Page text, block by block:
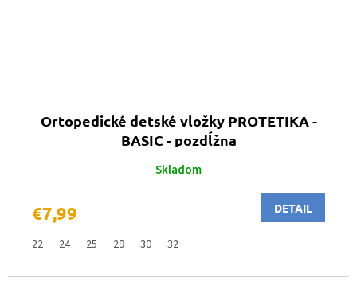
Ortopedické detské vložky PROTETIKA -
BASIC - pozdĺžna
Skladom
€7,99 DETAIL
22 24 25 29 30 32